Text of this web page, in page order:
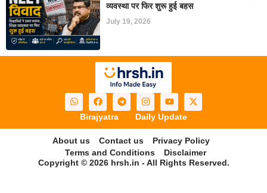
व्यवस्था पर फिर शुरू हुई बहस
July 19, 2026
Birajyatra Daily Update
About us Contact us
Privacy Policy
Terms and Conditions
Disclaimer
Copyright © 2026 hrsh.in - All Rights Reserved.